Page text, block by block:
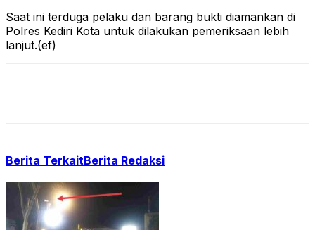
Saat ini terduga pelaku dan barang bukti diamankan di
Polres Kediri Kota untuk dilakukan pemeriksaan lebih
lanjut.(ef)
Berita TerkaitBerita Redaksi